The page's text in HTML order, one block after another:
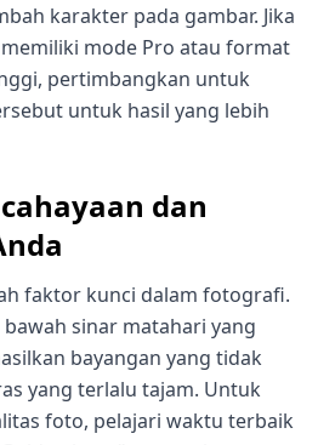
karakter pada gambar. Jika
mode Pro atau format
pertimbangkan untuk
untuk hasil yang lebih
dan
faktor kunci dalam fotografi.
sinar matahari yang
bayangan yang tidak
yang terlalu tajam. Untuk
foto, pelajari waktu terbaik